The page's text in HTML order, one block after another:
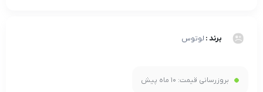
برند : لوتوس
بروزرسانی قیمت: 10 ماه پیش